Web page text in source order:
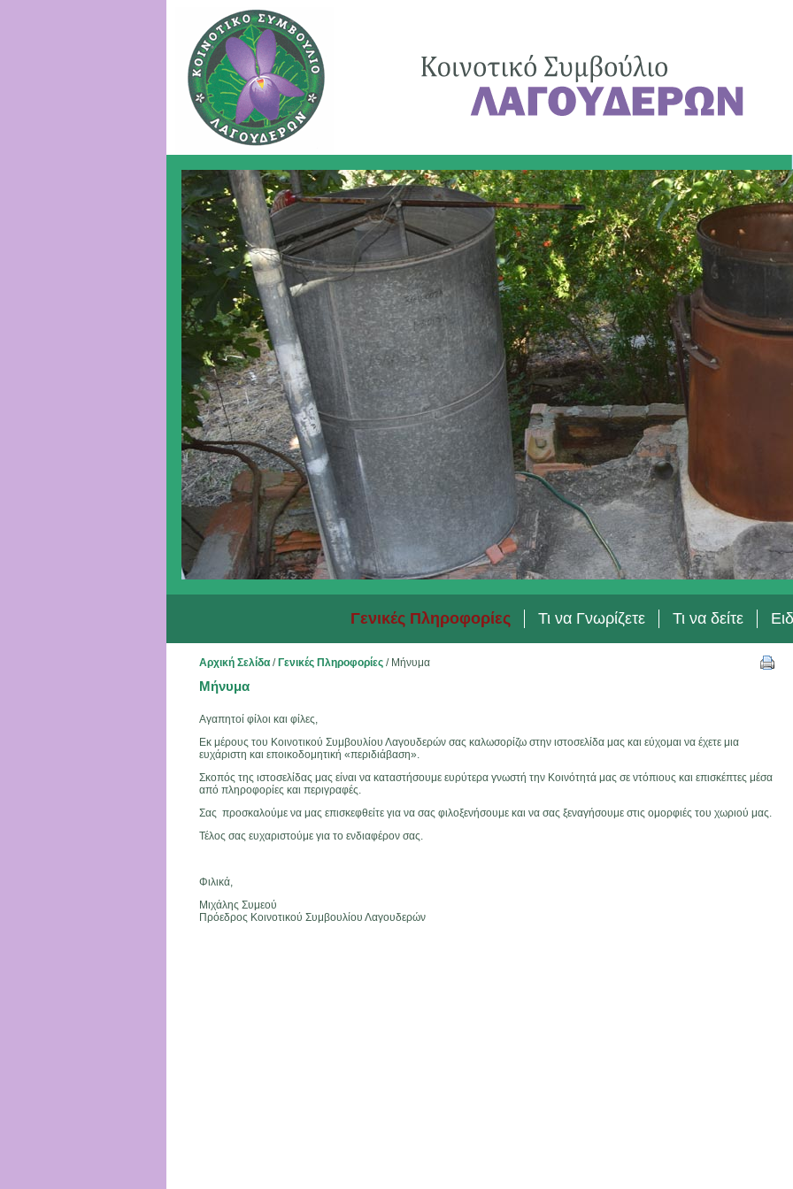
Γενικές Πληροφορίες Τι να Γνωρίζετε Τι να δείτε
Αρχική Σελίδα/ Γενικές Πληροφορίες/ Μήνυμα
Μήνυμα
Αγαπητοί φίλοι και φίλες,
Εκ μέρους του Κοινοτικού Συμβουλίου Λαγουδερών σας καλωσορίζω στην ιστοσελίδα μας και εύχομαι να έχετε μια
ευχάριστη και εποικοδομητική «περιδιάβαση».
Σκοπός της ιστοσελίδας μας είναι να καταστήσουμε ευρύτερα γνωστή την Κοινότητά μας σε ντόπιους και επισκέπτες μέσα
από πληροφορίες και περιγραφές.
Σας προσκαλούμε να μας επισκεφθείτε για να σας φιλοξενήσουμε και να σας ξεναγήσουμε στις ομορφιές του χωριού μας.
Τέλος σας ευχαριστούμε για το ενδιαφέρον σας.
Φιλικά,
Μιχάλης Συμεού
Πρόεδρος Κοινοτικού Συμβουλίου Λαγουδερών